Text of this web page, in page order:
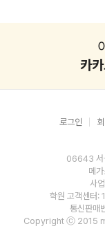
카
로그인
06643 서
메
사
학원 고객센
통신판
Copyright ⓒ 2015